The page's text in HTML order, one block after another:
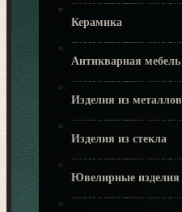
Керамика
Антикварная мебель
Изделия из металлов
Изделия из стекла
Ювелирные изделия